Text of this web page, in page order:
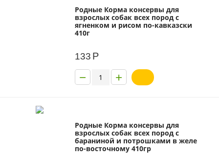
Родные Корма консервы для
взрослых собак всех пород с
ягненком и рисом по-кавказски
410г
133 Р
+
−
Родные Корма консервы для
взрослых собак всех пород с
бараниной и потрошками в желе
по-восточному 410гр